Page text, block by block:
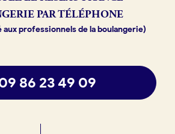
d’emploi
Fonds de
Actualités
fournisseur
PAR TÉLÉPHONE
professionnels de la boulangerie)
86 23 49 09